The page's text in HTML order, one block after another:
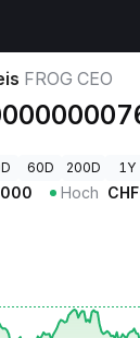
FROG CEO
60D 200D 1Y
Hoch CHF